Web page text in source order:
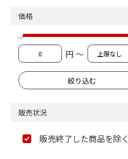
価格
円 ～
販売状況
販売終了した商品を除く